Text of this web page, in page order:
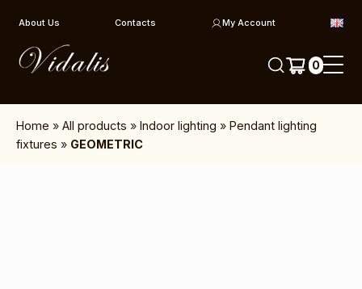
About Us Contacts My Account
0
Home »All products »Indoor lighting »Pendant lighting
fixtures » GEOMETRIC